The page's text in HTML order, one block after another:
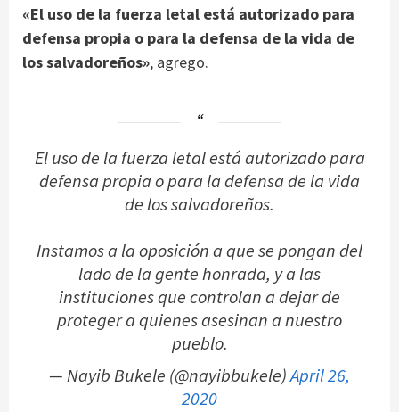
«El uso de la fuerza letal está autorizado para
defensa propia o para la defensa de la vida de
los salvadoreños», agrego.
El uso de la fuerza letal está autorizado para
defensa propia o para la defensa de la vida
de los salvadoreños.
Instamos a la oposición a que se pongan del
lado de la gente honrada, y a las
instituciones que controlan a dejar de
proteger a quienes asesinan a nuestro
pueblo.
— Nayib Bukele (@nayibbukele)April 26,
2020